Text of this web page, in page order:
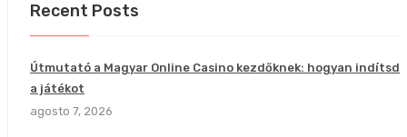
Recent Posts
Útmutató a Magyar Online Casino kezdőknek: hogyan indítsd
a játékot
agosto 7, 2026